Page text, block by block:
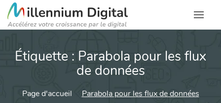
Étiquette : Parabola pour les flux
de données
Page d'accueil Parabola pour les flux de données